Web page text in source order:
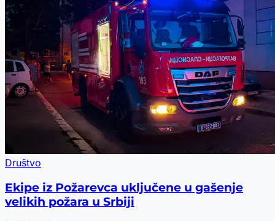
Društvo
Ekipe iz Požarevca uključene u gašenje
velikih požara u Srbiji